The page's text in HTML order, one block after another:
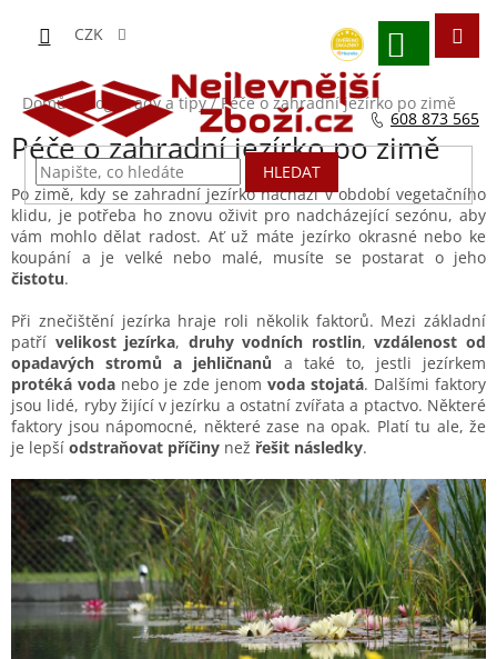
obsah
CZK
HLEDAT
NÁKUPNÍ
KOŠÍK
Domů / Blog - rady a tipy / Péče o zahradní jezírko po zimě
Péče o zahradní jezírko po zimě
Po zimě, kdy se zahradní jezírko nachází v období vegetačního
klidu, je potřeba ho znovu oživit pro nadcházející sezónu, aby
vám mohlo dělat radost. Ať už máte jezírko okrasné nebo ke
koupání a je velké nebo malé, musíte se postarat o jeho
čistotu.
Při znečištění jezírka hraje roli několik faktorů. Mezi základní
patří velikost jezírka, druhy vodních rostlin,vzdálenost od
opadavých stromů a jehličnanů a také to, jestli jezírkem
protéká voda nebo je zde jenom voda stojatá. Dalšími faktory
jsou lidé, ryby žijící v jezírku a ostatní zvířata a ptactvo. Některé
faktory jsou nápomocné, některé zase na opak. Platí tu ale, že
je lepší odstraňovat příčiny než řešit následky.
608 873 565